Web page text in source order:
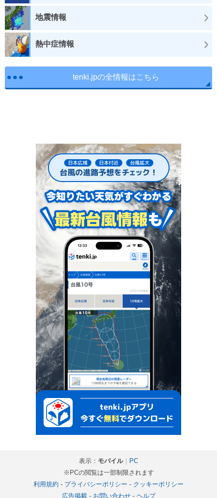
地震情報
熱中症情報
tenki.jpの全情報はこちら
表示： モバイル｜
PC
※PCの閲覧は一部制限されます
利用規約 - プライバシーポリシー - クッキーポリシー
広告掲載- お問い合わせ- ヘルプ